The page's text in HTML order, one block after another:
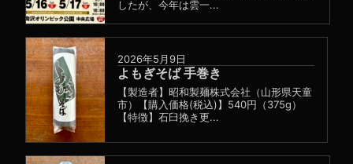
したが、今年は雲一...
2026年5月9日
よもぎそば 手巻き
【製造者】昭和製麺株式会社（山形県天童
市）【購入価格(税込)】540円（375g）
【特徴】石臼挽き更...